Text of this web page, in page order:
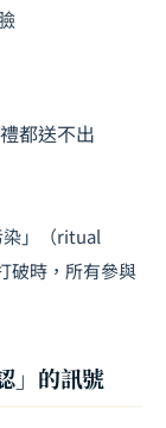
都送不出
染」（ritual
時，所有參與
」的訊號